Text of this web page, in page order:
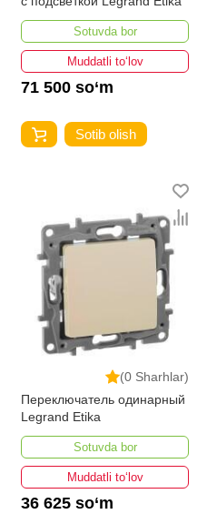
Sotuvda bor
Muddatli to‘lov
71 500 so‘m
Sotib olish
(0 Sharhlar)
Переключатель одинарный
Legrand Etika
Sotuvda bor
Muddatli to‘lov
36 625 so‘m